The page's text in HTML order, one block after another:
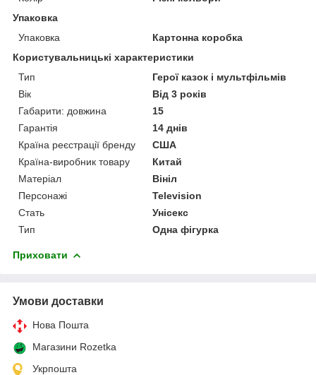
Упаковка
Упаковка
Картонна коробка
Користувальницькі характеристики
Тип
Герої казок і мультфільмів
Вік
Від 3 років
Габарити: довжина
15
Гарантія
14 днів
Країна реєстрації бренду
США
Країна-виробник товару
Китай
Матеріал
Вініл
Персонажі
Television
Стать
Унісекс
Тип
Одна фігурка
Приховати
Умови доставки
Нова Пошта
Магазини Rozetka
Укрпошта